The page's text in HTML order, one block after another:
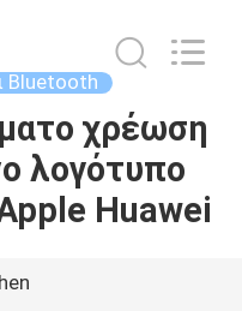
Bluetooth
χρέωση
λογότυπο
Huawei